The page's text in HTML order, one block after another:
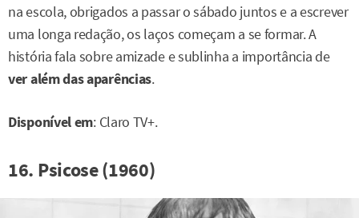
na escola, obrigados a passar o sábado juntos e a escrever
uma longa redação, os laços começam a se formar. A
história fala sobre amizade e sublinha a importância de
ver além das aparências.
Disponível em: Claro TV+.
16. Psicose (1960)